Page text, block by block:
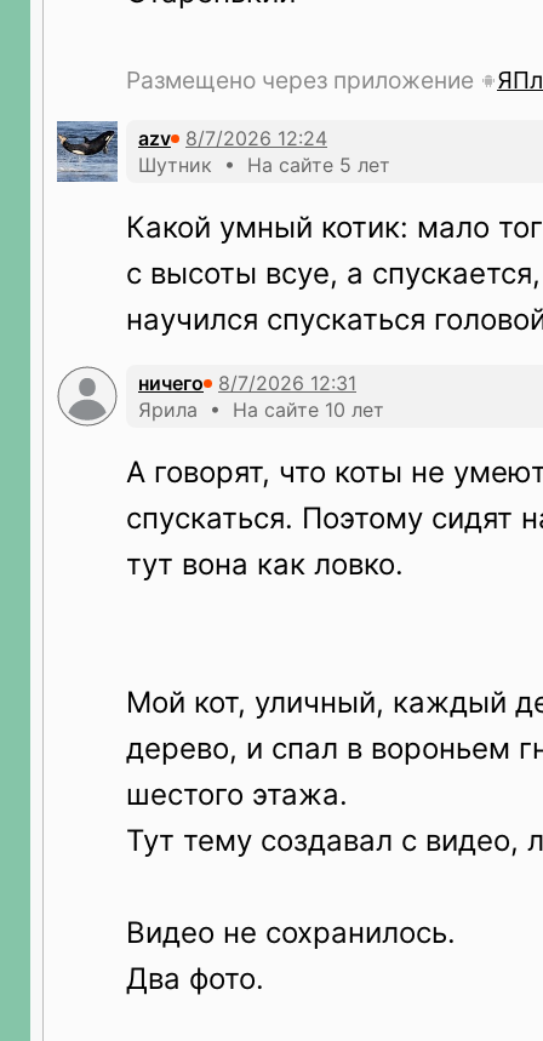
Размещено через приложение
azv
Шутник • На сайте 5 лет
Какой умный котик: мало
с высоты всуе, а
научился спускаться
ничего
Ярила • На сайте 10 лет
А говорят, что коты не
спускаться. Поэтому сидят
тут вона как ловко.
Мой кот, уличный, каждый
дерево, и спал в вороньем
шестого этажа.
Тут тему создавал с видео,
Видео не сохранилось.
Два фото.